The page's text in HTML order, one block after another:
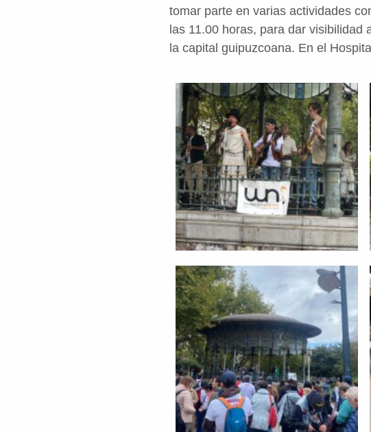
tomar parte en varias actividades
las 11.00 horas, para dar visibilidad
la capital guipuzcoana. En el